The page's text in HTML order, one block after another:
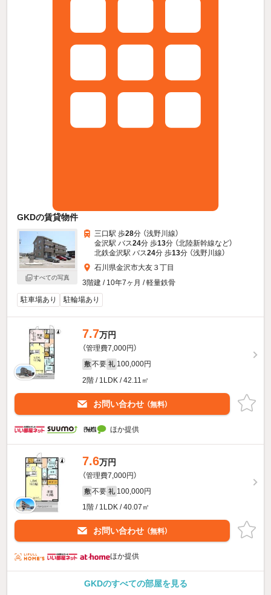
GKDの賃貸物件
すべての写真
三口駅 歩28分 （浅野川線）
金沢駅 バス24分 歩13分 （北陸新幹線など）
北鉄金沢駅 バス24分 歩13分 （浅野川線）
石川県金沢市大友３丁目
3階建 / 10年7ヶ月 / 軽量鉄骨
駐車場あり
駐輪場あり
7.7万円
（管理費7,000円）
敷 不要 礼 100,000円
2階 / 1LDK / 42.11㎡
お問い合わせ （無料）
ほか提供
7.6万円
（管理費7,000円）
敷 不要 礼 100,000円
1階 / 1LDK / 40.07㎡
お問い合わせ （無料）
ほか提供
GKDのすべての部屋を見る